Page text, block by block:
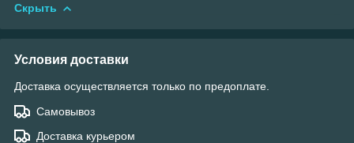
Скрыть
Условия доставки
Доставка осуществляется только по предоплате.
Самовывоз
Доставка курьером